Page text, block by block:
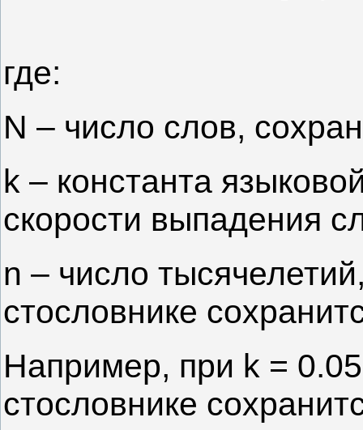
где:
N – число слов,
k – константа
скорости выпадения
n – число
стословнике
Например, при k =
стословнике